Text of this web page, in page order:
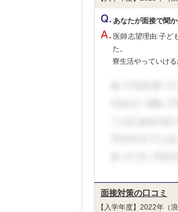
あなたが面接で聞
医師志望理由:子ど
た。
寮生活やっていけ
面接対策の口コミ
【入学年度】2022年